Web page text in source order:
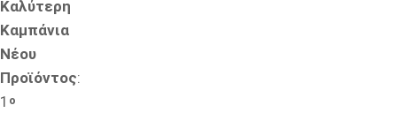
Καλύτερη
Καμπάνια
Νέου
Προϊόντος:
1 ο